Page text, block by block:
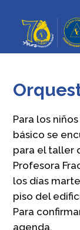
Para los
básico se
para el taller
Profesora
los días
piso del
Para
agenda.